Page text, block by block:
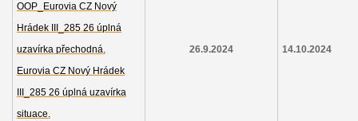
OOP_Eurovia CZ Nový
Hrádek III_285 26 úplná
uzavírka přechodná.
Eurovia CZ Nový Hrádek
III_285 26 úplná uzavírka
situace.
26.9.2024 14.10.2024